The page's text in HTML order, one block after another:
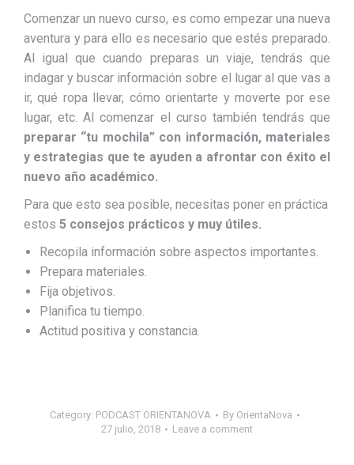
Comenzar un nuevo curso, es como empezar una nueva
aventura y para ello es necesario que estés preparado.
Al igual que cuando preparas un viaje, tendrás que
indagar y buscar información sobre el lugar al que vas a
ir, qué ropa llevar, cómo orientarte y moverte por ese
lugar, etc. Al comenzar el curso también tendrás que
preparar “tu mochila” con información, materiales
y estrategias que te ayuden a afrontar con éxito el
nuevo año académico.
Para que esto sea posible, necesitas poner en práctica
estos 5 consejos prácticos y muy útiles.
Recopila información sobre aspectos importantes.
Prepara materiales.
Fija objetivos.
Planifica tu tiempo.
Actitud positiva y constancia.
Category: PODCAST ORIENTANOVA By OrientaNova
27 julio, 2018
Leave a comment